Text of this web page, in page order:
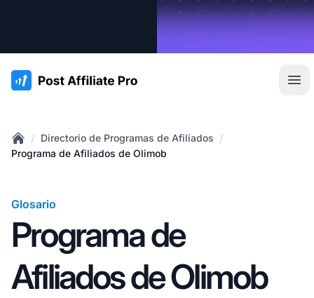
:site.title
Home
/ Directorio de Programas de Afiliados /
Programa de Afiliados de Olimob
Glosario
Programa de
Afiliados de Olimob